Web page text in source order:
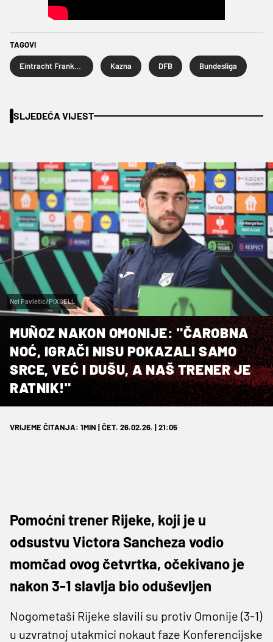
TAGOVI
Kazna DFB Bundesliga
SLJEDEĆA VIJEST
Nel Pavletic/PIXSELL
MUÑOZ NAKON OMONIJE: "ČAROBNA
NOĆ, IGRAČI NISU POKAZALI SAMO
SRCE, VEĆ I DUŠU, A NAŠ TRENER JE
RATNIK!"
VRIJEME ČITANJA: 1MIN | ČET. 26.02.26. | 21:05
Pomoćni trener Rijeke, koji je u
odsustvu Victora Sancheza vodio
momčad ovog četvrtka, očekivano je
nakon 3-1 slavlja bio oduševljen
Nogometaši Rijeke slavili su protiv Omonije (3-1)
u uzvratnoj utakmici nokaut faze Konferencijske